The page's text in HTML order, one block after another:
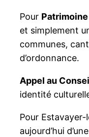
Pour
et simplement
communes,
d’ordonnance.
Appel au
identité
Pour Estavayer-
aujourd’hui